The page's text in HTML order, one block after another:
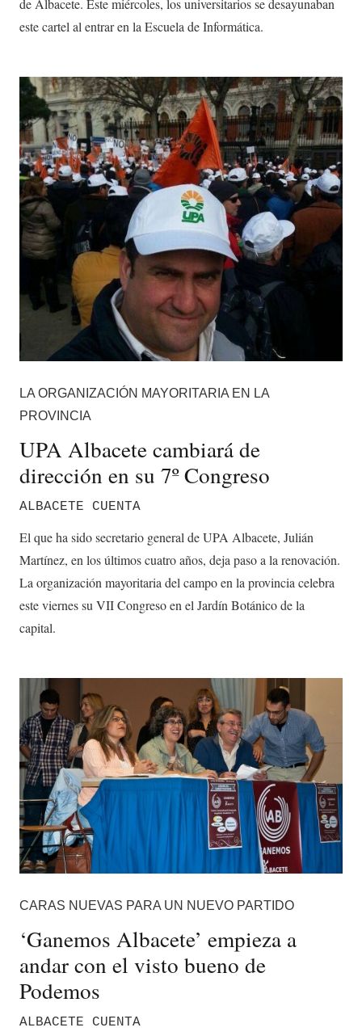
de Albacete. Este miércoles, los universitarios se desayunaban
este cartel al entrar en la Escuela de Informática.
LA ORGANIZACIÓN MAYORITARIA EN LA
PROVINCIA
UPA Albacete cambiará de
dirección en su 7º Congreso
ALBACETE CUENTA
El que ha sido secretario general de UPA Albacete, Julián
Martínez, en los últimos cuatro años, deja paso a la renovación.
La organización mayoritaria del campo en la provincia celebra
este viernes su VII Congreso en el Jardín Botánico de la
capital.
CARAS NUEVAS PARA UN NUEVO PARTIDO
‘Ganemos Albacete’ empieza a
andar con el visto bueno de
Podemos
ALBACETE CUENTA